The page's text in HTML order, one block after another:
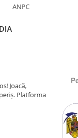
ANPC
Joacă,
Platforma